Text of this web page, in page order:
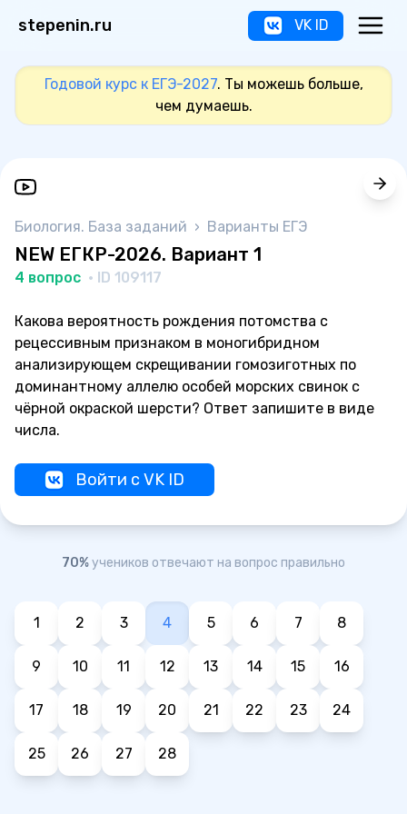
stepenin.ru VK ID
Годовой курс к ЕГЭ-2027. Ты можешь больше,
чем думаешь.
Биология. База заданий › Варианты ЕГЭ
NEW ЕГКР-2026. Вариант 1
4 вопрос · ID 109117
Какова вероятность рождения потомства с
рецессивным признаком в моногибридном
анализирующем скрещивании гомозиготных по
доминантному аллелю особей морских свинок с
чёрной окраской шерсти? Ответ запишите в виде
числа.
Войти с VK ID
70%учеников отвечают на вопрос правильно
1 2 3 4 5 6 7 8
9 10 11 12 13 14 15 16
17 18 19 20 21 22 23 24
25 26 27 28